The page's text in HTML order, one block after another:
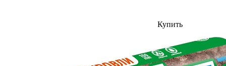
Купить